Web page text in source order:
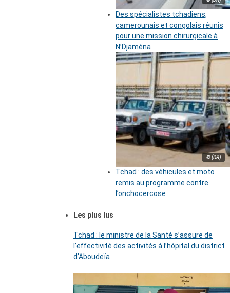
Des spécialistes tchadiens,
camerounais et congolais réunis
pour une mission chirurgicale à
N’Djaména
© (DR)
Tchad : des véhicules et moto
remis au programme contre
l’onchocercose
Les plus lus
Tchad : le ministre de la Santé s’assure de
l’effectivité des activités à l’hôpital du district
d’Aboudeïa